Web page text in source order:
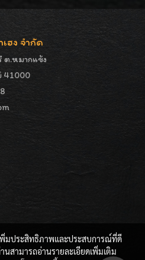
ฮง จำกัด
ต.หมากแข้ง
41000
พิ่มประสิทธิภาพและประสบการณ์ที่ดี
นสามารถอ่านรายละเอียดเพิ่มเติม